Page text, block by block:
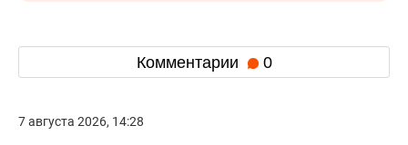
Комментарии 0
7 августа 2026, 14:28